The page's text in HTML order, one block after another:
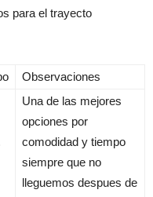
para el trayecto
Observaciones
Una de las mejores
opciones por
comodidad y tiempo
siempre que no
lleguemos despues de